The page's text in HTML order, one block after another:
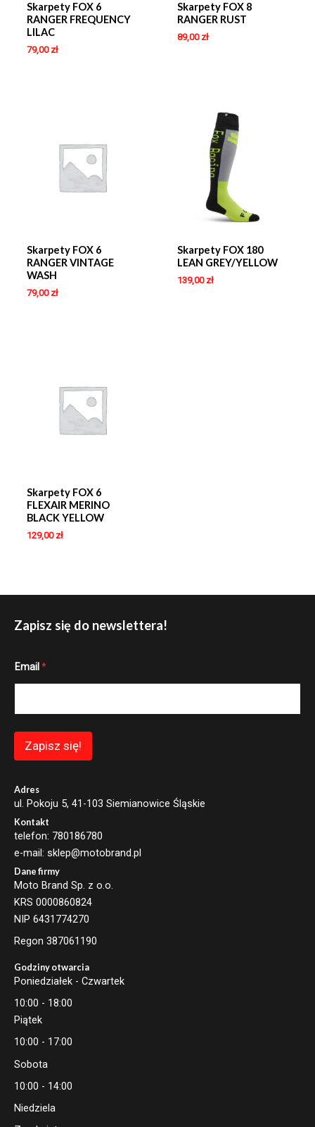
Skarpety FOX 6
RANGER FREQUENCY
LILAC
79,00 zł
Skarpety FOX 8
RANGER RUST
89,00 zł
Skarpety FOX 6
RANGER VINTAGE
WASH
79,00 zł
Skarpety FOX 180
LEAN GREY/YELLOW
139,00 zł
Skarpety FOX 6
FLEXAIR MERINO
BLACK YELLOW
129,00 zł
Zapisz się do newslettera!
m
E
l
m
a
l
Email *
Zapisz się!
Adres
ul. Pokoju 5, 41-103 Siemianowice Śląskie
Kontakt
telefon: 780186780
e-mail: sklep@motobrand.pl
Dane firmy
Moto Brand Sp. z o.o.
KRS 0000860824
NIP 6431774270
Regon 387061190
Godziny otwarcia
Poniedziałek - Czwartek
10:00 - 18:00
Piątek
10:00 - 17:00
Sobota
10:00 - 14:00
Niedziela